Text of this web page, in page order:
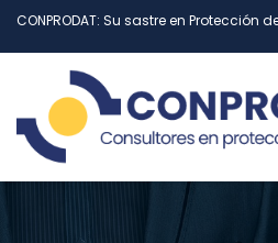
CONPRODAT: Su sastre en Protección